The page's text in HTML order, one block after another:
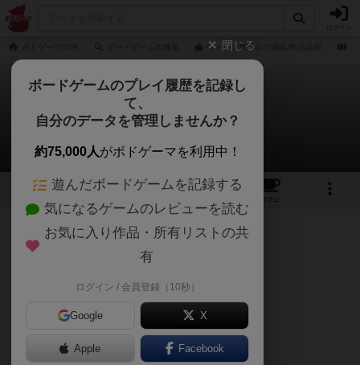
ウィーン舞踏会の通販/商品詳細
ウィーン舞踏会
素人ボドゲさんのレビュー
2 3
カフェ
418名 1名 0 約4年前
クニツィアのゲームってだけで購入した私。
ゲームの内容はシンプル。
閉じる
ボードゲームのプレイ履歴を記録し
て、
自分のデータを管理しませんか？
約75,000人がボドゲーマを利用中！
遊んだボードゲームを記録する
気になるゲームのレビューを読む
お気に入り作品・所有リストの共
有
ログイン / 会員登録（10秒）
Google X
Apple Facebook